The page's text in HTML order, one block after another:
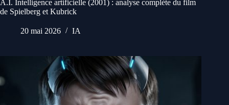
A.I. Intelligence artificielle (2001) : analyse complète du film
de Spielberg et Kubrick
20 mai 2026 IA